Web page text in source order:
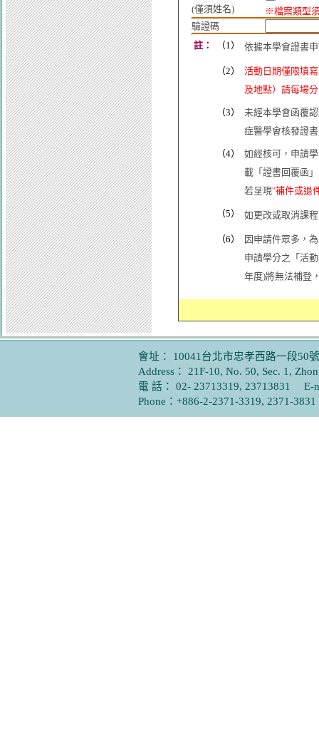
(僅須姓名)
※檔案類型
驗證碼
註：
（1） 依據本學會證書
（2）
活動日期僅限填
及地點）請每場
（3）
未經本學會函覆
症醫學會核發證
（4）
如經核可，申請
載「證書回覆函
若呈現"補件或退
（5） 如更改或取消課
（6）
因申請件眾多，
申請學分之「活
年度)將無法補登
會址： 10041台北市忠孝西路一段50
Address： 21F-10, No. 50, Sec. 1,
電 話： 02- 23713319, 23713831 E-
Phone：+886-2-2371-3319, 2371-